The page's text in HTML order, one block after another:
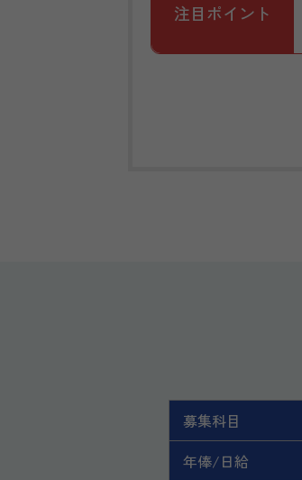
注目ポイント
募集科目
年俸/日給